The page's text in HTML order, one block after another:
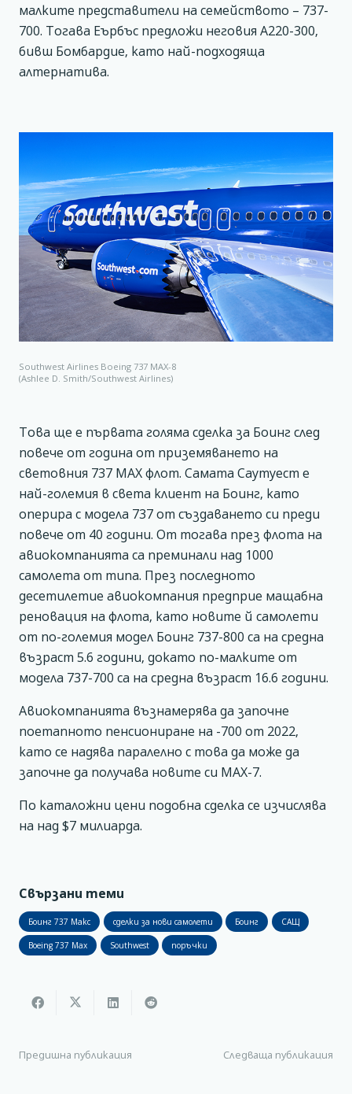
малките представители на семейството – 737-
700. Тогава Еърбъс предложи неговия А220-300,
бивш Бомбардие, като най-подходяща
алтернатива.
Southwest Airlines Boeing 737 MAX-8
(Ashlee D. Smith/Southwest Airlines)
Това ще е първата голяма сделка за Боинг след
повече от година от приземяването на
световния 737 МАХ флот. Самата Саутуест е
най-големия в света клиент на Боинг, като
оперира с модела 737 от създаването си преди
повече от 40 години. От тогава през флота на
авиокомпанията са преминали над 1000
самолета от типа. През последното
десетилетие авиокомпания предприе мащабна
реновация на флота, като новите й самолети
от по-големия модел Боинг 737-800 са на средна
възраст 5.6 години, докато по-малките от
модела 737-700 са на средна възраст 16.6 години.
Авиокомпанията възнамерява да започне
поетапното пенсиониране на -700 от 2022,
като се надява паралелно с това да може да
започне да получава новите си МАХ-7.
По каталожни цени подобна сделка се изчислява
на над $7 милиарда.
Свързани теми
Боинг 737 Макс сделки за нови самолети Боинг САЩ
Boeing 737 Max Southwest поръчки
Предишна публикация Следваща публикация